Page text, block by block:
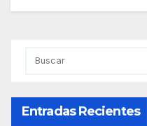
Entradas Recientes